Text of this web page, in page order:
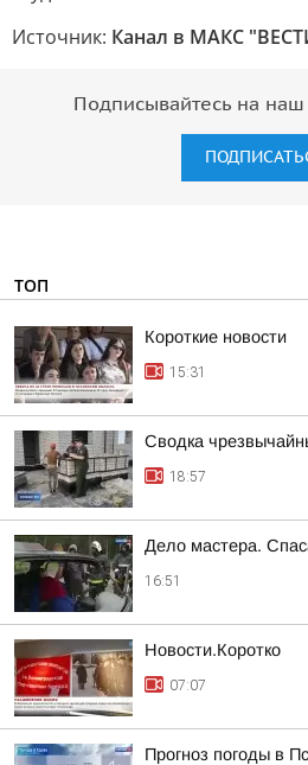
Источник: Канал в МАКС
Подписывайтесь на
ТОП
Короткие новости
15:31
Сводка
18:57
Дело мастера.
16:51
Новости.Коротко
07:07
Прогноз погоды в